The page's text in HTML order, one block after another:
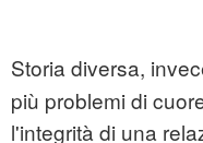
Storia diversa,
più problemi di
l'integrità di una